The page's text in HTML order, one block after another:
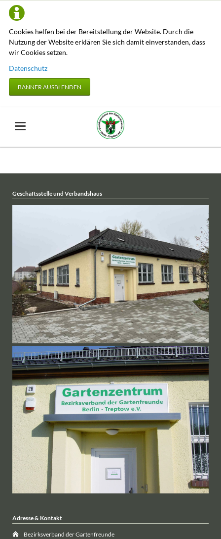
Cookies helfen bei der Bereitstellung der Website. Durch die
Nutzung der Website erklären Sie sich damit einverstanden, dass
wir Cookies setzen.
Datenschutz
BANNER AUSBLENDEN
Geschäftsstelle und Verbandshaus
Adresse & Kontakt
Bezirksverband der Gartenfreunde